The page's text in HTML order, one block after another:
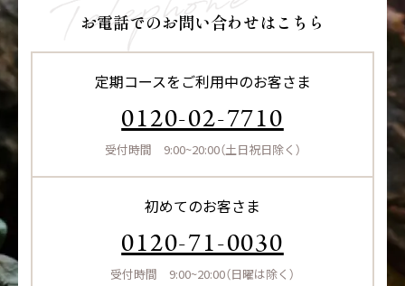
お電話でのお問い合わせはこちら
定期コースをご利用中のお客さま
0120-02-7710
受付時間 9:00~20:00（土日祝日除く）
初めてのお客さま
0120-71-0030
受付時間 9:00~20:00（日曜は除く）